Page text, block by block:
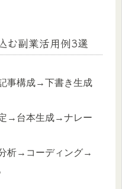
む副業活用例3選
事構成→下書き生成
→台本生成→ナレー
析→コーディング→